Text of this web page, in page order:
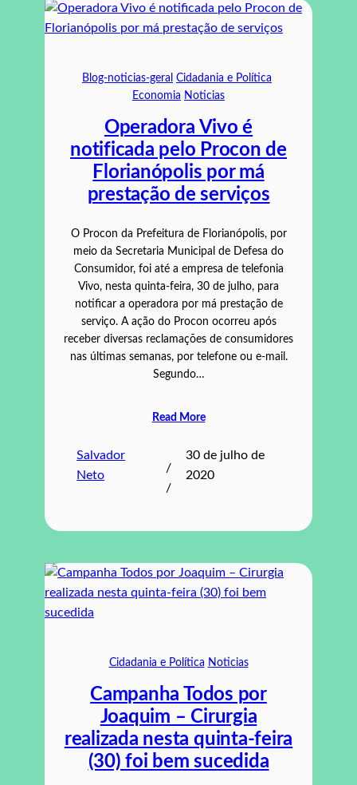
Blog-noticias-geral Cidadania e Política
Economia Noticias
Operadora Vivo é
notificada pelo Procon de
Florianópolis por má
prestação de serviços
O Procon da Prefeitura de Florianópolis, por
meio da Secretaria Municipal de Defesa do
Consumidor, foi até a empresa de telefonia
Vivo, nesta quinta-feira, 30 de julho, para
notificar a operadora por má prestação de
serviço. A ação do Procon ocorreu após
receber diversas reclamações de consumidores
nas últimas semanas, por telefone ou e-mail.
Segundo…
Read More
Salvador
Neto
/
/
30 de julho de
2020
Cidadania e Política Noticias
Campanha Todos por
Joaquim – Cirurgia
realizada nesta quinta-feira
(30) foi bem sucedida